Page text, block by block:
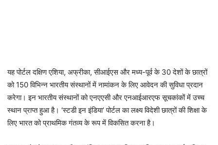
यह पोर्टल दक्षिण एशिया, अफ्रीका, सीआईएस और मध्य-पूर्व के 30 देशों के छात्रों
को 150 विभिन्न भारतीय संस्थानों में नामांकन के लिए आवेदन की सुविधा प्रदान
करेगा। इन भारतीय संस्थानों को एनएएसी और एनआईआरएफ सूचकांकों में उच्च
स्थान प्राप्त हुआ है। ‘स्टडी इन इंडिया’ पोर्टल का लक्ष्य विदेशी छात्रों की शिक्षा के
लिए भारत को प्राथमिक गंतव्य के रूप में विकसित करना है।